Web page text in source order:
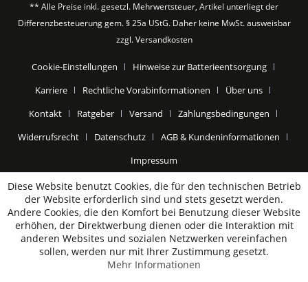
** Alle Preise inkl. gesetzl. Mehrwertsteuer, Artikel unterliegt der
Differenzbesteuerung gem. § 25a UStG. Daher keine MwSt. ausweisbar
zzgl.Versandkosten
Cookie-Einstellungen
Hinweise zur Batterieentsorgung
Karriere
Rechtliche Vorabinformationen
Über uns
Kontakt
Ratgeber Versand
Zahlungsbedingungen
Widerrufsrecht
Datenschutz
AGB & Kundeninformationen
Impressum
Diese Website benutzt Cookies, die für den technischen Betrieb
der Website erforderlich sind und stets gesetzt werden.
Andere Cookies, die den Komfort bei Benutzung dieser Website
erhöhen, der Direktwerbung dienen oder die Interaktion mit
anderen Websites und sozialen Netzwerken vereinfachen
sollen, werden nur mit Ihrer Zustimmung gesetzt.
Mehr Informationen